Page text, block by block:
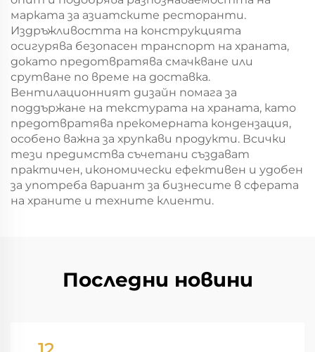
марката за азиатските ресторанти.
Издръжливостта на конструкцията
осигурява безопасен транспорт на храната,
докато предотвратява смачкване или
срутване по време на доставка.
Вентилационният дизайн помага за
поддържане на текстурата на храната, като
предотвратява прекомерната кондензация,
особено важна за хрупкави продукти. Всички
тези предимства съчетани създават
практичен, икономически ефективен и удобен
за употреба вариант за бизнесите в сферата
на храните и техните клиенти.
Последни новини